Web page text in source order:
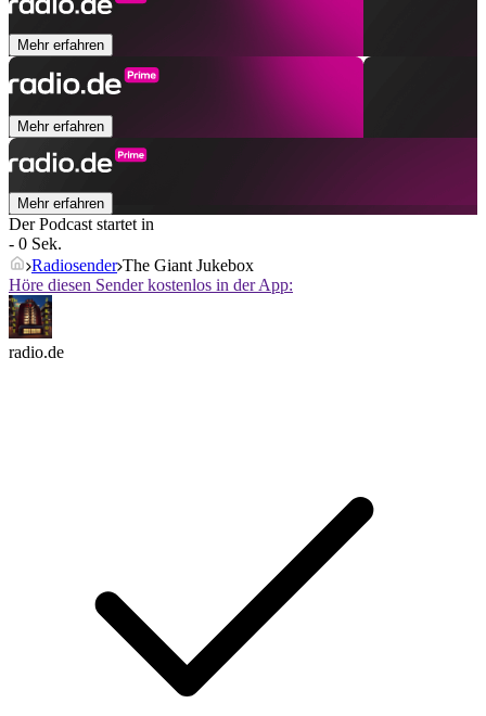
Mehr erfahren
Mehr erfahren
Mehr erfahren
Der Podcast startet in
- 0 Sek.
Radiosender The Giant Jukebox
Höre diesen Sender kostenlos in der App:
radio.de